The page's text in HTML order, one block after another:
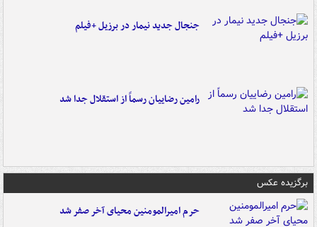
جنجال جدید نیمار در برزیل +فیلم
رامین رضاییان رسماً از استقلال جدا شد
برگزیده عکس
حرم امیرالمومنین محیای آخر صفر شد